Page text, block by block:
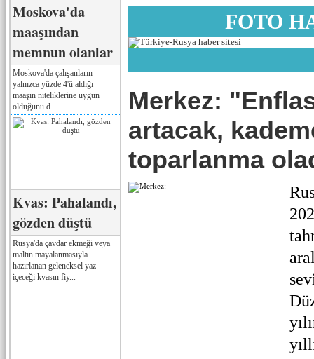
Moskova'da
maaşından
memnun olanlar
Moskova'da çalışanların
yalnızca yüzde 4'ü aldığı
maaşın niteliklerine uygun
olduğunu d...
Kvas: Pahalandı,
gözden düştü
Rusya'da çavdar ekmeği veya
maltın mayalanmasıyla
hazırlanan geleneksel yaz
içeceği kvasın fiy...
FOTO
Merkez:
artacak,
toparlanma